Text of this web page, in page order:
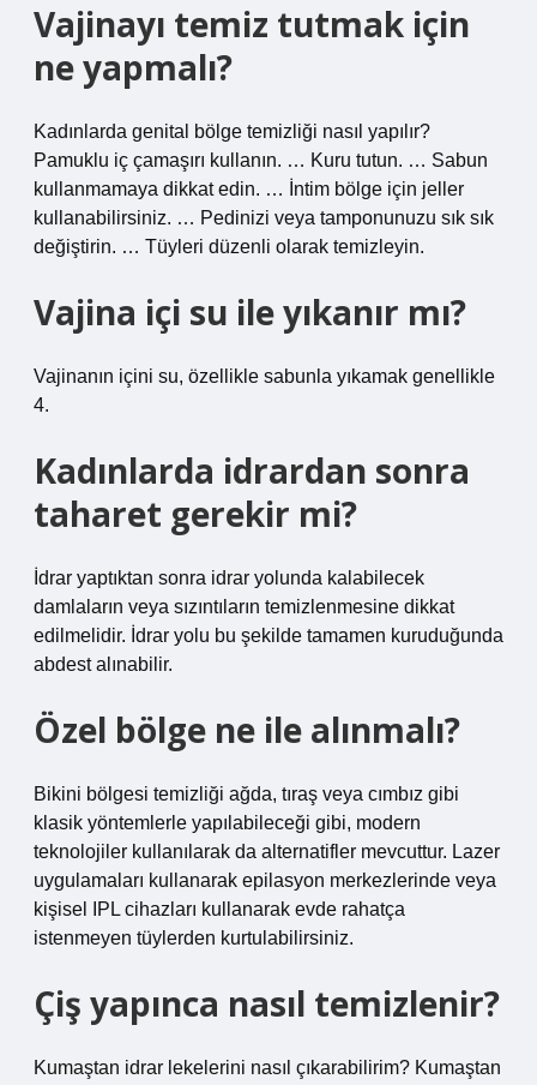
Vajinayı temiz tutmak için
ne yapmalı?
Kadınlarda genital bölge temizliği nasıl yapılır?
Pamuklu iç çamaşırı kullanın. … Kuru tutun. … Sabun
kullanmamaya dikkat edin. … İntim bölge için jeller
kullanabilirsiniz. … Pedinizi veya tamponunuzu sık sık
değiştirin. … Tüyleri düzenli olarak temizleyin.
Vajina içi su ile yıkanır mı?
Vajinanın içini su, özellikle sabunla yıkamak genellikle
4.
Kadınlarda idrardan sonra
taharet gerekir mi?
İdrar yaptıktan sonra idrar yolunda kalabilecek
damlaların veya sızıntıların temizlenmesine dikkat
edilmelidir. İdrar yolu bu şekilde tamamen kuruduğunda
abdest alınabilir.
Özel bölge ne ile alınmalı?
Bikini bölgesi temizliği ağda, tıraş veya cımbız gibi
klasik yöntemlerle yapılabileceği gibi, modern
teknolojiler kullanılarak da alternatifler mevcuttur. Lazer
uygulamaları kullanarak epilasyon merkezlerinde veya
kişisel IPL cihazları kullanarak evde rahatça
istenmeyen tüylerden kurtulabilirsiniz.
Çiş yapınca nasıl temizlenir?
Kumaştan idrar lekelerini nasıl çıkarabilirim? Kumaştan